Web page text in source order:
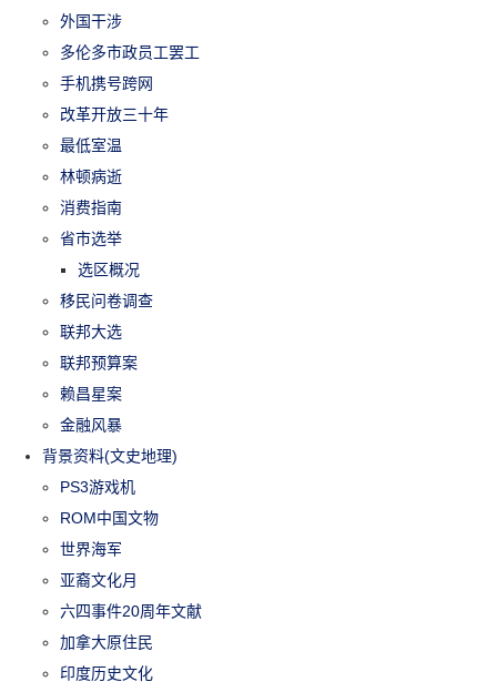
外国干涉
多伦多市政员工罢工
手机携号跨网
改革开放三十年
最低室温
林顿病逝
消费指南
省市选举
选区概况
移民问卷调查
联邦大选
联邦预算案
赖昌星案
金融风暴
背景资料(文史地理)
PS3游戏机
ROM中国文物
世界海军
亚裔文化月
六四事件20周年文献
加拿大原住民
印度历史文化